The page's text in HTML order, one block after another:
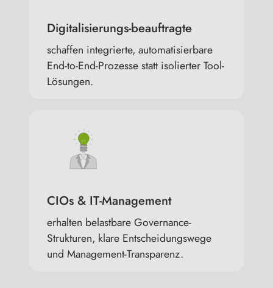
Digitalisierungs-beauftragte
schaffen integrierte, automatisierbare
End-to-End-Prozesse statt isolierter Tool-
Lösungen.
CIOs & IT-Management
erhalten belastbare Governance-
Strukturen, klare Entscheidungswege
und Management-Transparenz.